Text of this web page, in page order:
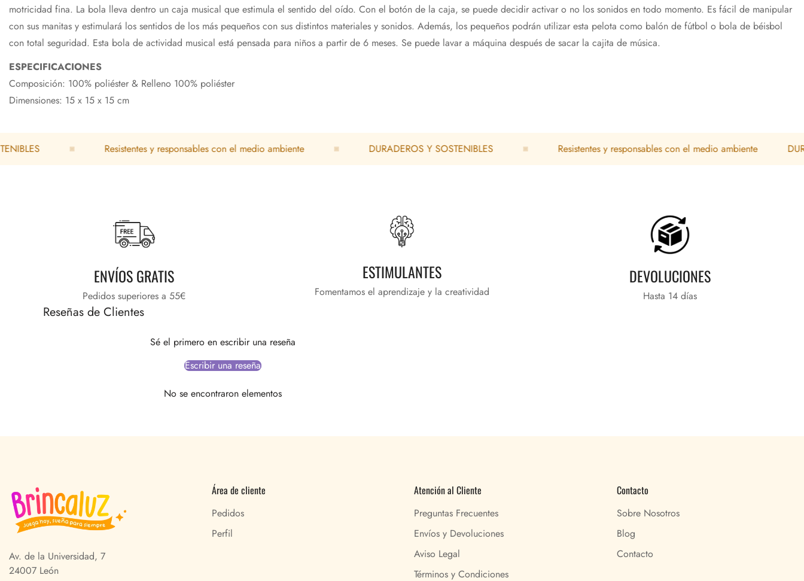
motricidad fina. La bola lleva dentro un caja musical que estimula el sentido del oído. Con el botón de la caja, se puede decidir activar o no los sonidos en todo momento. Es fácil de manipular
con sus manitas y estimulará los sentidos de los más pequeños con sus distintos materiales y sonidos. Además, los pequeños podrán utilizar esta pelota como balón de fútbol o bola de béisbol
con total seguridad. Esta bola de actividad musical está pensada para niños a partir de 6 meses. Se puede lavar a máquina después de sacar la cajita de música.
ESPECIFICACIONES
Composición: 100% poliéster & Relleno 100% poliéster
Dimensiones: 15 x 15 x 15 cm
Resistentes y responsables con el medio ambiente DURADEROS Y SOSTENIBLES Resistentes y responsables con el medio ambiente
ENVÍOS GRATIS
Pedidos superiores a 55€
ESTIMULANTES
Fomentamos el aprendizaje y la creatividad
DEVOLUCIONES
Hasta 14 días
Reseñas de Clientes
Sé el primero en escribir una reseña
Escribir una reseña
No se encontraron elementos
Av. de la Universidad, 7
24007 León
Área de cliente
Pedidos
Perfil
Atención al Cliente
Preguntas Frecuentes
Envíos y Devoluciones
Aviso Legal
Términos y Condiciones
Contacto
Sobre Nosotros
Blog
Contacto